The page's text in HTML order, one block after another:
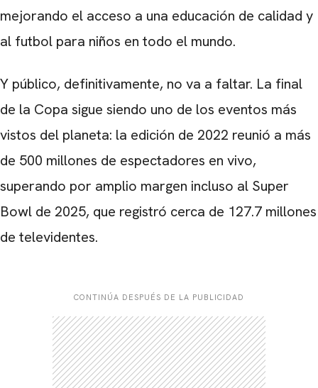
mejorando el acceso a una educación de calidad y
al futbol para niños en todo el mundo.
Y público, definitivamente, no va a faltar. La final
de la Copa sigue siendo uno de los eventos más
vistos del planeta: la edición de 2022 reunió a más
de 500 millones de espectadores en vivo,
superando por amplio margen incluso al Super
Bowl de 2025, que registró cerca de 127.7 millones
de televidentes.
CONTINÚA DESPUÉS DE LA PUBLICIDAD
CARREGANDO PUBLICIDADE